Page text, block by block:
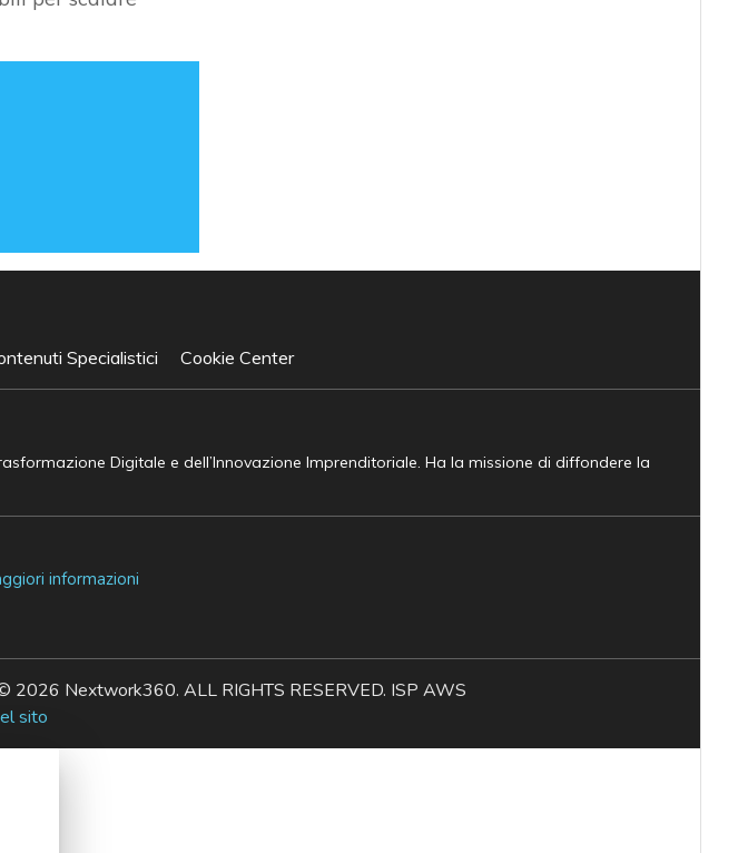
Specialistici Cookie Center
Digitale e dell’Innovazione Imprenditoriale. Ha la missione di diffondere la
informazioni
Nextwork360. ALL RIGHTS RESERVED. ISP AWS
sito